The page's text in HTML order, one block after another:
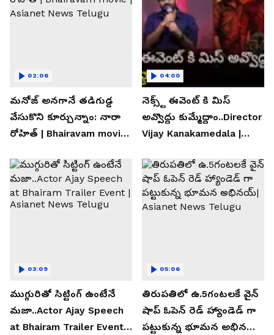
మనోజ్ అనగానే తడిగుడ్డ
వేసుకొని కూర్చున్నాం: నారా
రోహిత్ | Bhairavam movie |
02:06
నెక్స్ట్ ఈవెంట్ కి మిస్
అవ్వొద్దు కుమ్మేద్దాం..Director
Vijay Kanakamedala |
04:00
ముగ్గురితో సిట్టింగ్ ఉంటేనే
మజా..Actor Ajay Speech
at Bhairam Trailer Event |
03:09
తిరుపతిలో ఉ.5గంటలకే వైన్
షాప్ ఓపెన్ రెడ్ హ్యాండెడ్ గా
పట్టుకున్న భూమన అభినయ్|
05:06